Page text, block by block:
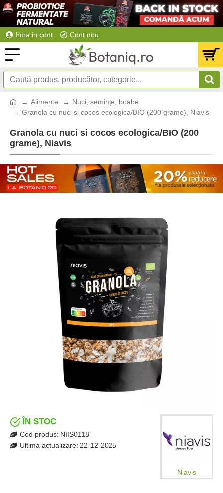
Intra in cont Cont nou
Alimente
Nuci, semințe, boabe
Granola cu nuci si cocos ecologica/BIO (200 grame), Niavis
Granola cu nuci si cocos ecologica/BIO (200
grame), Niavis
ÎN STOC
Cod produs: NIIS0118
Ultima actualizare: 22-12-2025
Niavis